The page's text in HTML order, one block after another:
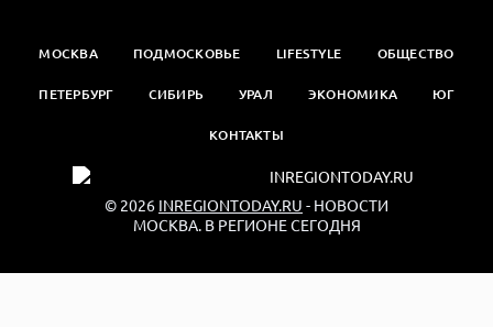
МОСКВА ПОДМОСКОВЬЕ LIFESTYLE ОБЩЕСТВО
ПЕТЕРБУРГ СИБИРЬ УРАЛ ЭКОНОМИКА ЮГ
КОНТАКТЫ
© 2026 INREGIONTODAY.RU - НОВОСТИ
МОСКВА. В РЕГИОНЕ СЕГОДНЯ